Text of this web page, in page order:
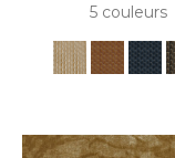
5 couleurs